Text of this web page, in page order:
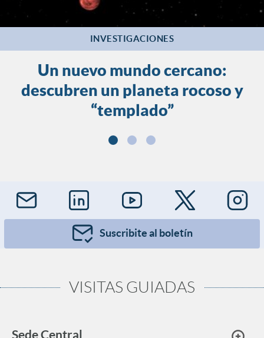
INVESTIGACIONES
Un nuevo mundo cercano:
descubren un planeta rocoso y
“templado”
Suscribite al boletín
VISITAS GUIADAS
Sede Central